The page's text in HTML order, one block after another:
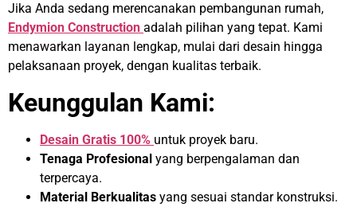
Jika Anda sedang merencanakan pembangunan rumah,
Endymion Construction adalah pilihan yang tepat. Kami
menawarkan layanan lengkap, mulai dari desain hingga
pelaksanaan proyek, dengan kualitas terbaik.
Keunggulan Kami:
Desain Gratis 100% untuk proyek baru.
Tenaga Profesional yang berpengalaman dan
terpercaya.
Material Berkualitas yang sesuai standar konstruksi.